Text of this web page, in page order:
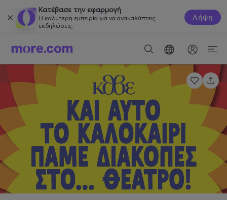
Κατέβασε την εφαρμογή
Η καλύτερη εμπειρία για να ανακαλύπτεις
εκδηλώσεις.
Λήψη